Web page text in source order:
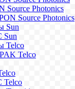
Source Photonics
Source Photonics
Sun
Sun
Telco
Telco
Telco